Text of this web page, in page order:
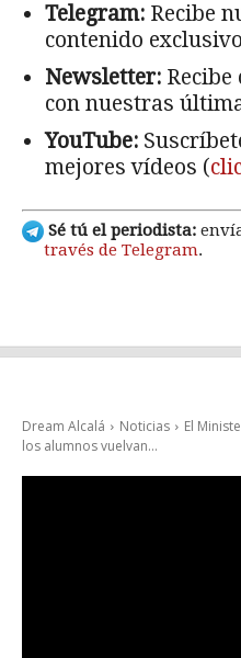
Telegram: Recibe
contenido
Newsletter:
con nuestras
YouTube:
mejores vídeos (
Sé tú el periodista:
través de Telegram.